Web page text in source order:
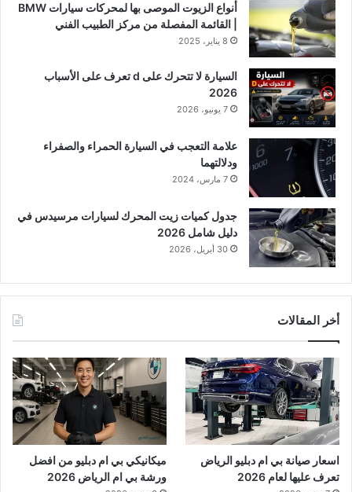
أنواع الزيوت الموصى بها لمحركات سيارات BMW
| القائمة المفصلة من مركز الطبيب الفني
8 يناير، 2025
السيارة لا تتحرك على d تعرف على الأسباب
2026
7 يونيو، 2026
علامة التعجب في السيارة الحمراء والصفراء
ودلالتهما
7 مارس، 2024
جدول كميات زيت المحرك لسيارات مرسيدس في
دليل شامل 2026
30 أبريل، 2026
أخر المقالات
اسعار صيانة بي ام دبليو الرياض
تعرف عليها لعام 2026
ميكانيكي بي ام دبليو من افضل
ورشة بي ام الرياض 2026